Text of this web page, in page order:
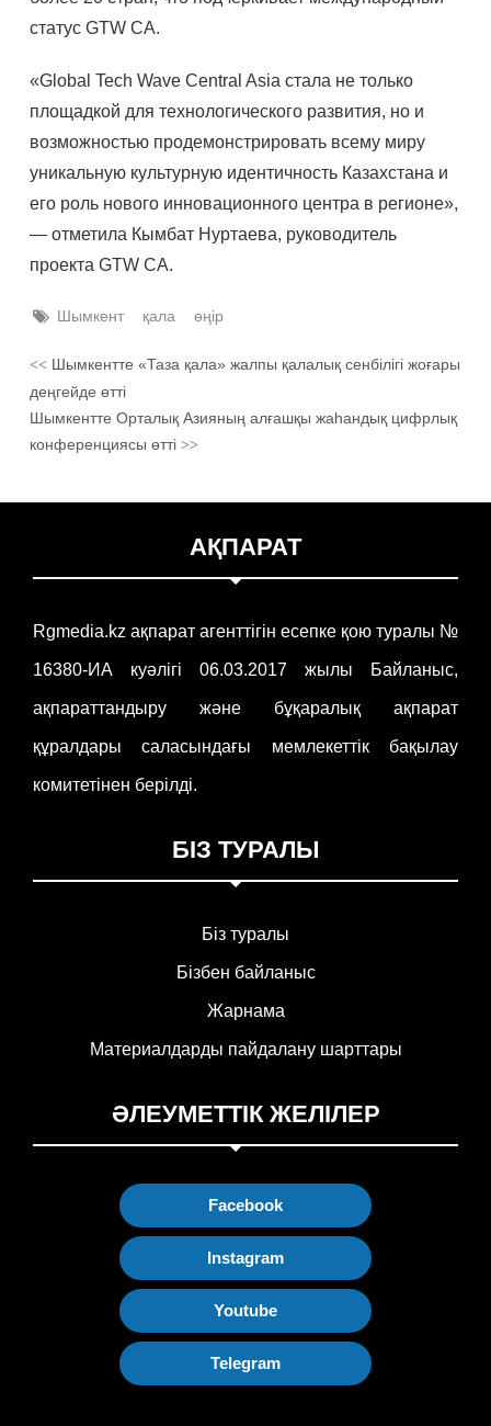
статус GTW CA.
«Global Tech Wave Central Asia стала не только
площадкой для технологического развития, но и
возможностью продемонстрировать всему миру
уникальную культурную идентичность Казахстана и
его роль нового инновационного центра в регионе»,
— отметила Кымбат Нуртаева, руководитель
проекта GTW CA.
Шымкент қала өңір
<<Шымкентте «Таза қала» жалпы қалалық сенбілігі жоғары
деңгейде өтті
Шымкентте Орталық Азияның алғашқы жаһандық цифрлық
конференциясы өтті >>
АҚПАРАТ
Rgmedia.kz ақпарат агенттігін есепке қою туралы №
16380-ИА куәлігі 06.03.2017 жылы Байланыс,
ақпараттандыру және бұқаралық ақпарат
құралдары саласындағы мемлекеттік бақылау
комитетінен берілді.
БІЗ ТУРАЛЫ
Біз туралы
Бізбен байланыс
Жарнама
Материалдарды пайдалану шарттары
ӘЛЕУМЕТТІК ЖЕЛІЛЕР
Facebook
Instagram
Youtube
Telegram